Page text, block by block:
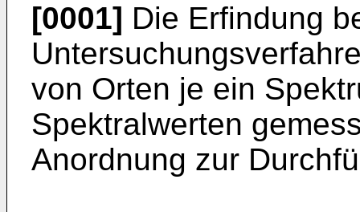
[0001] Die Erfindung
von Orten je ein
Spektralwerten
Anordnung zur